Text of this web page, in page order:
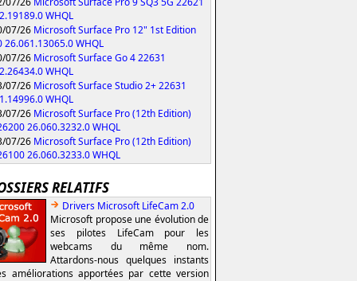
WHQL
07/26 Microsoft Surface Pro 12" 1st Edition
26.061.13065.0 WHQL
07/26 Microsoft Surface Go 4 22631
WHQL
07/26 Microsoft Surface Studio 2+ 22631
WHQL
07/26 Microsoft Surface Pro (12th Edition)
26.060.3232.0 WHQL
07/26 Microsoft Surface Pro (12th Edition)
26.060.3233.0 WHQL
RELATIFS
Drivers Microsoft LifeCam 2.0
Microsoft propose une évolution de
ses pilotes LifeCam pour les
webcams du même nom.
Attardons-nous quelques instants
améliorations apportées par cette version